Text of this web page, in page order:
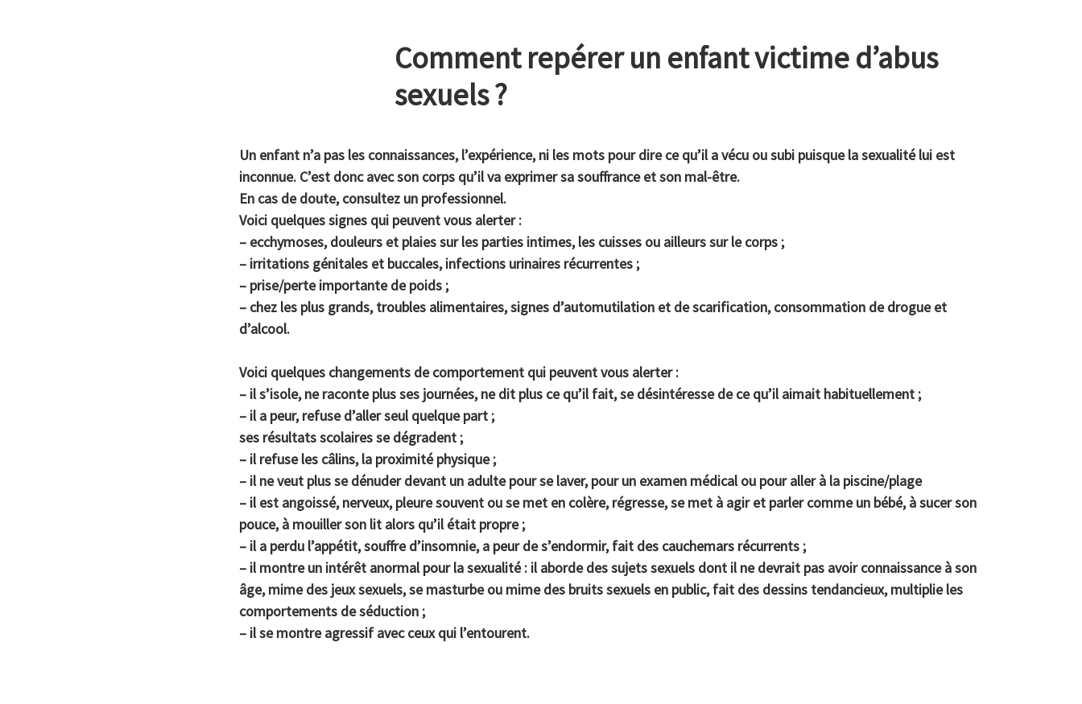
Comment repérer un enfant victime d’abus
sexuels ?
Un enfant n’a pas les connaissances, l’expérience, ni les mots pour dire ce qu’il a vécu ou subi puisque la sexualité lui est
inconnue. C’est donc avec son corps qu’il va exprimer sa souffrance et son mal-être.
En cas de doute, consultez un professionnel.
Voici quelques signes qui peuvent vous alerter :
– ecchymoses, douleurs et plaies sur les parties intimes, les cuisses ou ailleurs sur le corps ;
– irritations génitales et buccales, infections urinaires récurrentes ;
– prise/perte importante de poids ;
– chez les plus grands, troubles alimentaires, signes d’automutilation et de scarification, consommation de drogue et
d’alcool.
Voici quelques changements de comportement qui peuvent vous alerter:
– il s’isole, ne raconte plus ses journées, ne dit plus ce qu’il fait, se désintéresse de ce qu’il aimait habituellement ;
– il a peur, refuse d’aller seul quelque part ;
ses résultats scolaires se dégradent ;
– il refuse les câlins, la proximité physique ;
– il ne veut plus se dénuder devant un adulte pour se laver, pour un examen médical ou pour aller à la piscine/plage
– il est angoissé, nerveux, pleure souvent ou se met en colère, régresse, se met à agir et parler comme un bébé, à sucer son
pouce, à mouiller son lit alors qu’il était propre ;
– il a perdu l’appétit, souffre d’insomnie, a peur de s’endormir, fait des cauchemars récurrents ;
– il montre un intérêt anormal pour la sexualité : il aborde des sujets sexuels dont il ne devrait pas avoir connaissance à son
âge, mime des jeux sexuels, se masturbe ou mime des bruits sexuels en public, fait des dessins tendancieux, multiplie les
comportements de séduction ;
– il se montre agressif avec ceux qui l’entourent.